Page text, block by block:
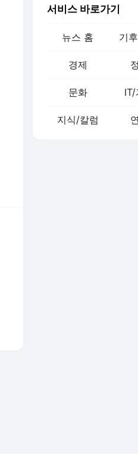
서비스 바로가기
뉴스 홈 기
경제
문화 IT/
지식/칼럼